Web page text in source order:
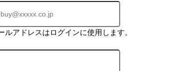
ルアドレスはログインに使用します。